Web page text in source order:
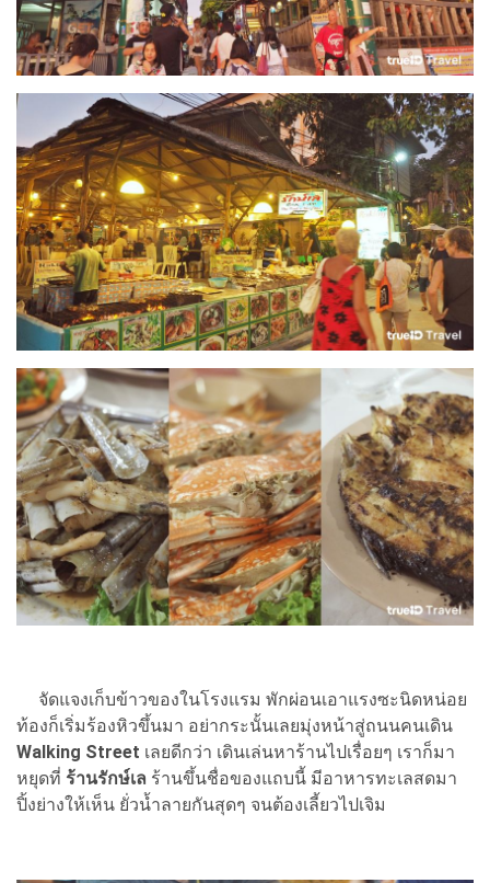
จัดแจงเก็บข้าวของในโรงแรม พักผ่อนเอาแรงซะนิดหน่อย
ท้องก็เริ่มร้องหิวขึ้นมา อย่ากระนั้นเลยมุ่งหน้าสู่ถนนคนเดิน
Walking Street เลยดีกว่า เดินเล่นหาร้านไปเรื่อยๆ เราก็มา
หยุดที่ ร้านรักษ์เล ร้านขึ้นชื่อของแถบนี้ มีอาหารทะเลสดมา
ปิ้งย่างให้เห็น ยั่วน้ำลายกันสุดๆ จนต้องเลี้ยวไปเจิม